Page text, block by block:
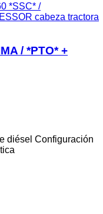
*SSC* /
cabeza tractora
/ *PTO* +
diésel Configuración